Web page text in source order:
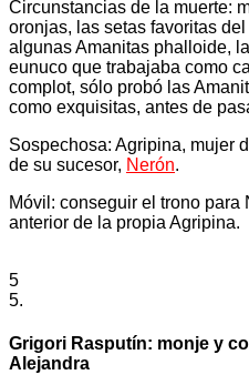
Circunstancias de la muerte:
oronjas, las setas favoritas
algunas Amanitas phalloide,
eunuco que trabajaba como
complot, sólo probó las
como exquisitas, antes de
Sospechosa: Agripina, mujer
de su sucesor, Nerón.
Móvil: conseguir el trono
anterior de la propia Agripina.
5
5.
Grigori Rasputín: monje y
Alejandra